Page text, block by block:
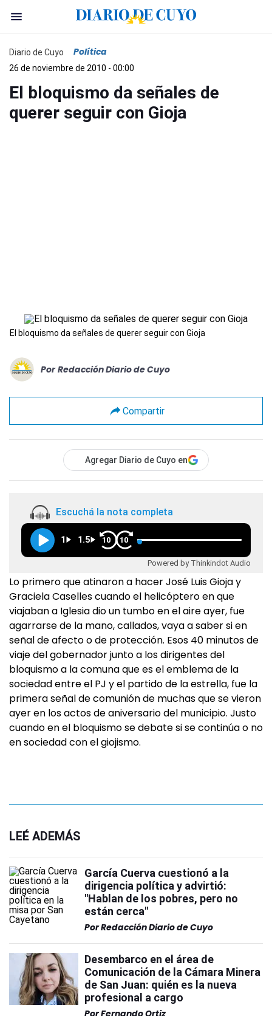
Diario de Cuyo Política
26 de noviembre de 2010 - 00:00
El bloquismo da señales de
querer seguir con Gioja
El bloquismo da señales de querer seguir con Gioja
Por Redacción Diario de Cuyo
Compartir
Agregar Diario de Cuyo en
Escuchá la nota completa
1 1.5 10 10
Powered by Thinkindot Audio
Lo primero que atinaron a hacer José Luis Gioja y
Graciela Caselles cuando el helicóptero en que
viajaban a Iglesia dio un tumbo en el aire ayer, fue
agarrarse de la mano, callados, vaya a saber si en
señal de afecto o de protección. Esos 40 minutos de
viaje del gobernador junto a los dirigentes del
bloquismo a la comuna que es el emblema de la
sociedad entre el PJ y el partido de la estrella, fue la
primera señal de comunión de muchas que se vieron
ayer en los actos de aniversario del municipio. Justo
cuando en el bloquismo se debate si se continúa o no
en sociedad con el giojismo.
LEÉ ADEMÁS
García Cuerva cuestionó a la
dirigencia política y advirtió:
"Hablan de los pobres, pero no
están cerca"
PorRedacción Diario de Cuyo
Desembarco en el área de
Comunicación de la Cámara Minera
de San Juan: quién es la nueva
profesional a cargo
PorFernando Ortiz